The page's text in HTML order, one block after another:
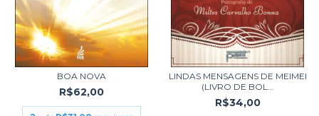
BOA NOVA
R$62,00
LINDAS MENSAGENS DE MEIMEI
(LIVRO DE BOL...
R$34,00